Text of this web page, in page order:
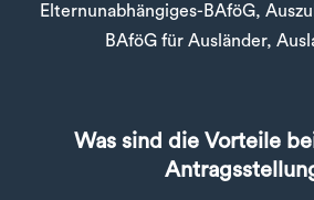
Elternunabhängiges-BAföG,
BAföG für Ausländer,
Was sind die Vorteile